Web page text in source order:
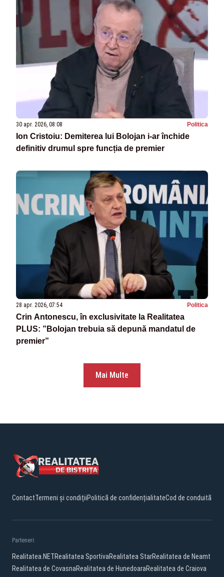
30 apr. 2026, 08:08 Politica
Ion Cristoiu: Demiterea lui Bolojan i-ar închide
definitiv drumul spre funcția de premier
28 apr. 2026, 07:54 Politica
Crin Antonescu, în exclusivitate la Realitatea
PLUS: ”Bolojan trebuia să depună mandatul de
premier”
Mai Multe
ContactTermeni și condițiiPolitică de confidențialitateCod de conduită
Parteneri:
Realitatea.NETRealitatea SportivaRealitatea StarRealitatea de Neamt
Realitatea de CovasnaRealitatea de HunedoaraRealitatea de Craiova